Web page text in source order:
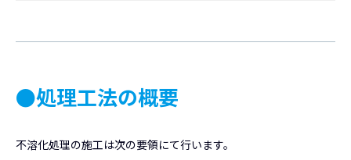
●処理工法の概要
不溶化処理の施工は次の要領にて行います。